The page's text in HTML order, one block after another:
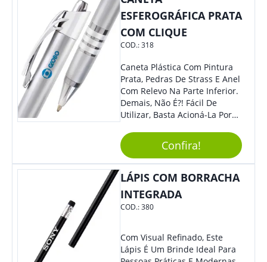
Colaboradores Mais Querem!
Não Fique De Fora! Ofereça
Em Eventos, Feiras E
Congressos, E Tenha Sua
ESFEROGRÁFICA PRATA
COM CLIQUE
COD.:318
Caneta Plástica Com Pintura
Prata, Pedras De Strass E Anel
Com Relevo Na Parte Inferior.
Demais, Não É?! Fácil De
Utilizar, Basta Acioná-La Por
Confira!
LÁPIS COM BORRACHA
INTEGRADA
COD.:380
Com Visual Refinado, Este
Lápis É Um Brinde Ideal Para